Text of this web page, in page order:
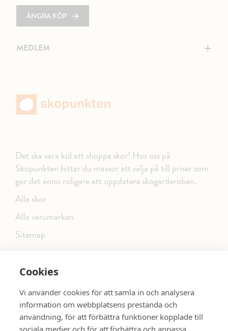
Cookies
Vi använder cookies för att samla in och analysera
information om webbplatsens prestanda och
användning, för att förbättra funktioner kopplade till
sociala medier och för att förbättra och anpassa
ÅNGRA KÖP
MEDLEM +
Det ska vara kul att shoppa skor! Hos oss på
Skopunkten hittar du massor att välja på till priser som
gör det ännu roligare att uppdatera skogarderoben.
Alla skor
Alla varumärken
Sitemap
FÖLJ OSS PÅ SOCIALA MEDIER